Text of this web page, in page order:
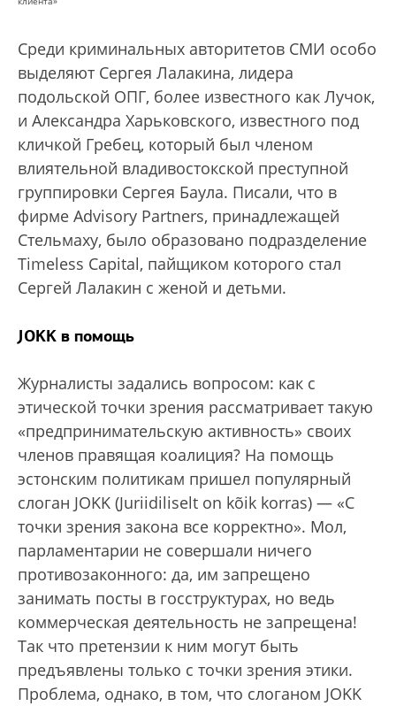
Среди криминальных авторитетов СМИ особо
выделяют Сергея Лалакина, лидера
подольской ОПГ, более известного как Лучок,
и Александра Харьковского, известного под
кличкой Гребец, который был членом
влиятельной владивостокской преступной
группировки Сергея Баула. Писали, что в
фирме Advisory Partners, принадлежащей
Стельмаху, было образовано подразделение
Timeless Capital, пайщиком которого стал
Сергей Лалакин с женой и детьми.
JOKK в помощь
Журналисты задались вопросом: как с
этической точки зрения рассматривает такую
«предпринимательскую активность» своих
членов правящая коалиция? На помощь
эстонским политикам пришел популярный
слоган JOKK (Juriidiliselt on kõik korras) — «С
точки зрения закона все корректно». Мол,
парламентарии не совершали ничего
противозаконного: да, им запрещено
занимать посты в госструктурах, но ведь
коммерческая деятельность не запрещена!
Так что претензии к ним могут быть
предъявлены только с точки зрения этики.
Проблема, однако, в том, что слоганом JOKK